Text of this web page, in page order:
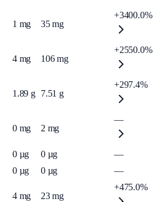
1 mg 35 mg
+3400.0%
4 mg 106 mg
+2550.0%
1.89 g 7.51 g
+297.4%
0 mg 2 mg
—
0 µg 0 µg
—
0 µg 0 µg —
4 mg 23 mg
+475.0%